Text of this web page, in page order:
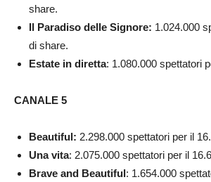
share.
Il Paradiso delle Signore: 1.024.000
di share.
Estate in diretta: 1.080.000 spettatori
CANALE 5
Beautiful: 2.298.000 spettatori per il
Una vita: 2.075.000 spettatori per il
Brave and Beautiful: 1.654.000